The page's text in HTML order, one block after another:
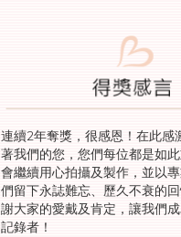
連續2年奪獎，很感恩！在此感
著我們的您，您們每位都是如
會繼續用心拍攝及製作，並以
們留下永誌難忘、歷久不衰的
謝大家的愛戴及肯定，讓我們
記錄者！